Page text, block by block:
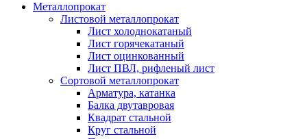
Металлопрокат
Листовой металлопрокат
Лист холоднокатаный
Лист горячекатаный
Лист оцинкованный
Лист ПВЛ, рифленый лист
Сортовой металлопрокат
Арматура, катанка
Балка двутавровая
Квадрат стальной
Круг стальной